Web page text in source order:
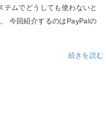
ムでどうしても使わないと
今回紹介するのはPayPalの
続きを読む